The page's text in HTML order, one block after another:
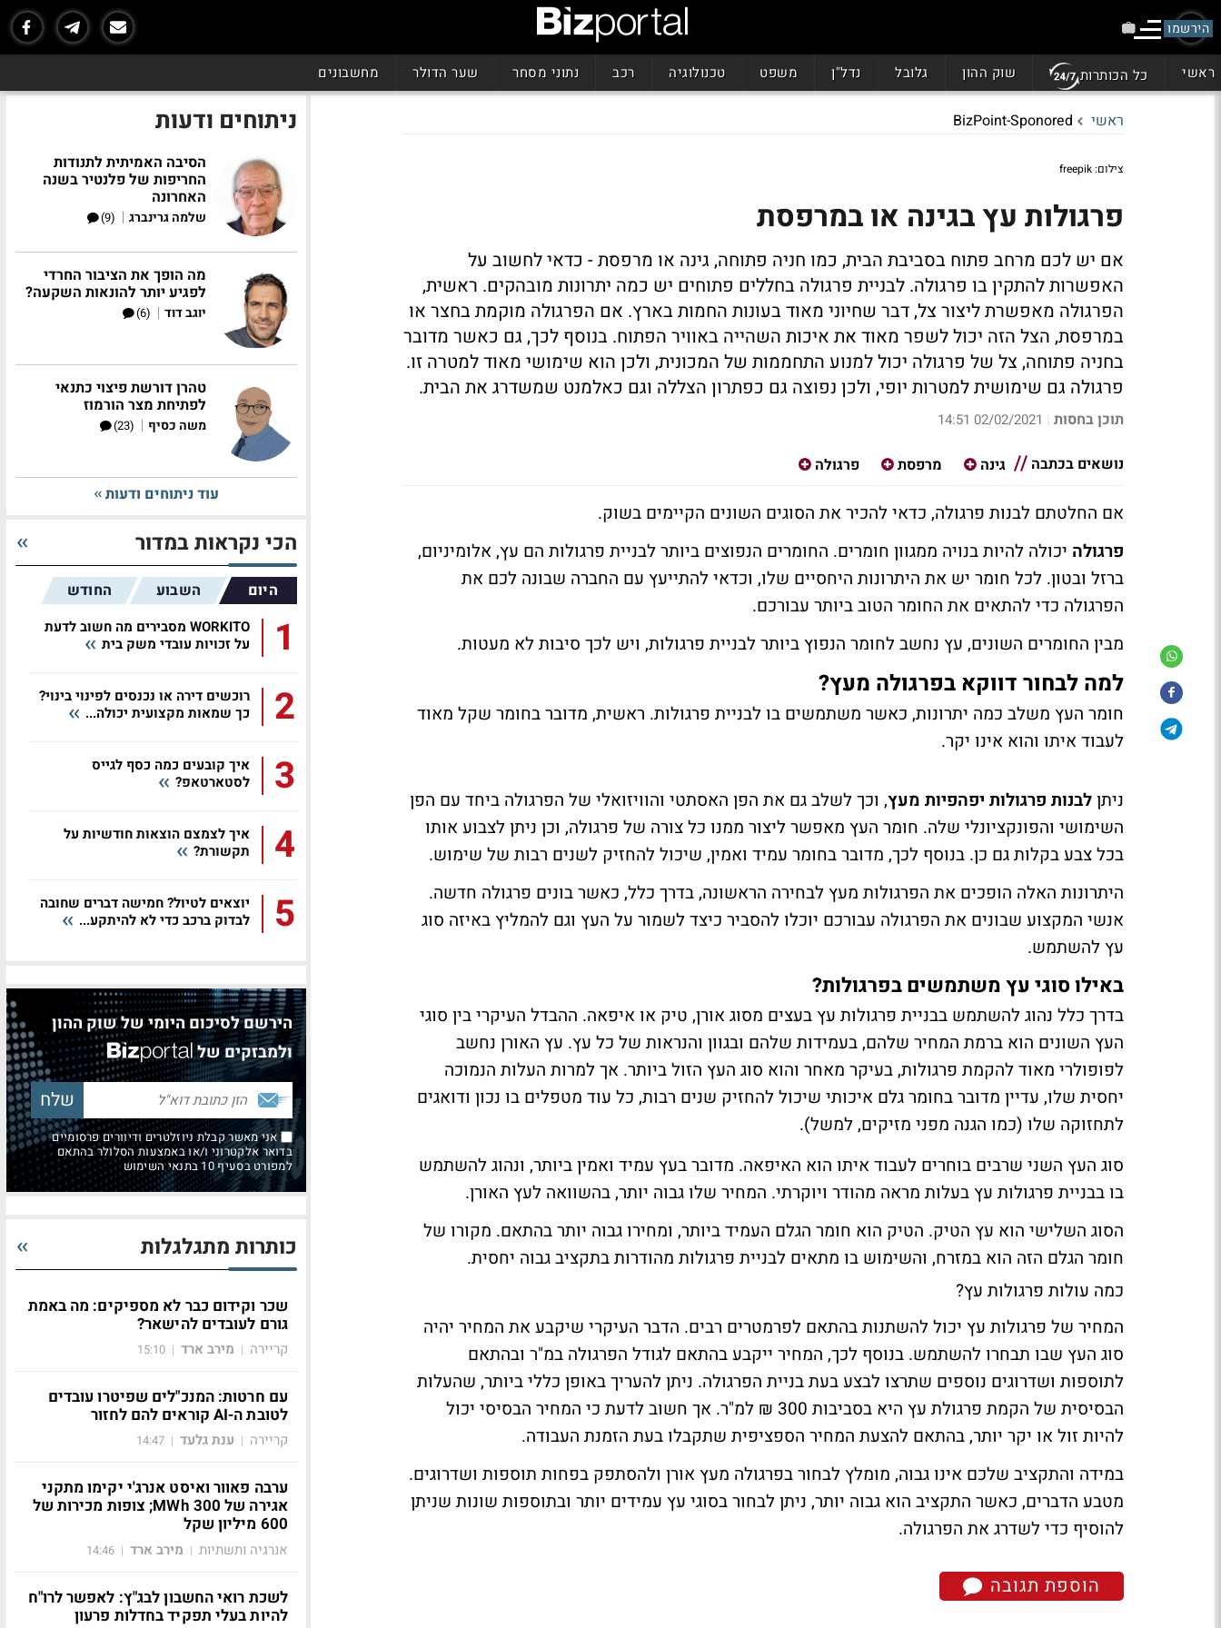
הירשמו
ראשי כל הכותרות שוק ההון גלובל נדל"ן משפט טכנולוגיה רכב נתוני מסחר שער הדולר מחשבונים
ראשי BizPoint-Sponored
צילום: freepik
פרגולות עץ בגינה או במרפסת
אם יש לכם מרחב פתוח בסביבת הבית, כמו חניה פתוחה, גינה או מרפסת - כדאי לחשוב על
האפשרות להתקין בו פרגולה. לבניית פרגולה בחללים פתוחים יש כמה יתרונות מובהקים. ראשית,
הפרגולה מאפשרת ליצור צל, דבר שחיוני מאוד בעונות החמות בארץ. אם הפרגולה מוקמת בחצר או
במרפסת, הצל הזה יכול לשפר מאוד את איכות השהייה באוויר הפתוח. בנוסף לכך, גם כאשר מדובר
בחניה פתוחה, צל של פרגולה יכול למנוע התחממות של המכונית, ולכן הוא שימושי מאוד למטרה זו.
פרגולה גם שימושית למטרות יופי, ולכן נפוצה גם כפתרון הצללה וגם כאלמנט שמשדרג את הבית.
תוכן בחסות |
02/02/2021 14:51
נושאים בכתבה גינה מרפסת פרגולה
אם החלטתם לבנות פרגולה, כדאי להכיר את הסוגים השונים הקיימים בשוק.
פרגולה יכולה להיות בנויה ממגוון חומרים. החומרים הנפוצים ביותר לבניית פרגולות הם עץ, אלומיניום,
ברזל ובטון. לכל חומר יש את היתרונות היחסיים שלו, וכדאי להתייעץ עם החברה שבונה לכם את
הפרגולה כדי להתאים את החומר הטוב ביותר עבורכם.
מבין החומרים השונים, עץ נחשב לחומר הנפוץ ביותר לבניית פרגולות, ויש לכך סיבות לא מעטות.
למה לבחור דווקא בפרגולה מעץ?
חומר העץ משלב כמה יתרונות, כאשר משתמשים בו לבניית פרגולות. ראשית, מדובר בחומר שקל מאוד
לעבוד איתו והוא אינו יקר.
ניתןלבנות פרגולות יפהפיות מעץ, וכך לשלב גם את הפן האסתטי והוויזואלי של הפרגולה ביחד עם הפן
השימושי והפונקציונלי שלה. חומר העץ מאפשר ליצור ממנו כל צורה של פרגולה, וכן ניתן לצבוע אותו
בכל צבע בקלות גם כן. בנוסף לכך, מדובר בחומר עמיד ואמין, שיכול להחזיק לשנים רבות של שימוש.
היתרונות האלה הופכים את הפרגולות מעץ לבחירה הראשונה, בדרך כלל, כאשר בונים פרגולה חדשה.
אנשי המקצוע שבונים את הפרגולה עבורכם יוכלו להסביר כיצד לשמור על העץ וגם להמליץ באיזה סוג
עץ להשתמש.
באילו סוגי עץ משתמשים בפרגולות?
בדרך כלל נהוג להשתמש בבניית פרגולות עץ בעצים מסוג אורן, טיק או איפאה. ההבדל העיקרי בין סוגי
העץ השונים הוא ברמת המחיר שלהם, בעמידות שלהם ובגוון והנראות של כל עץ. עץ האורן נחשב
לפופולרי מאוד להקמת פרגולות, בעיקר מאחר והוא סוג העץ הזול ביותר. אך למרות העלות הנמוכה
יחסית שלו, עדיין מדובר בחומר גלם איכותי שיכול להחזיק שנים רבות, כל עוד מטפלים בו נכון ודואגים
לתחזוקה שלו (כמו הגנה מפני מזיקים, למשל).
סוג העץ השני שרבים בוחרים לעבוד איתו הוא האיפאה. מדובר בעץ עמיד ואמין ביותר, ונהוג להשתמש
בו בבניית פרגולות עץ בעלות מראה מהודר ויוקרתי. המחיר שלו גבוה יותר, בהשוואה לעץ האורן.
הסוג השלישי הוא עץ הטיק. הטיק הוא חומר הגלם העמיד ביותר, ומחירו גבוה יותר בהתאם. מקורו של
חומר הגלם הזה הוא במזרח, והשימוש בו מתאים לבניית פרגולות מהודרות בתקציב גבוה יחסית.
כמה עולות פרגולות עץ?
המחיר של פרגולות עץ יכול להשתנות בהתאם לפרמטרים רבים. הדבר העיקרי שיקבע את המחיר יהיה
סוג העץ שבו תבחרו להשתמש. בנוסף לכך, המחיר ייקבע בהתאם לגודל הפרגולה במ"ר ובהתאם
לתוספות ושדרוגים נוספים שתרצו לבצע בעת בניית הפרגולה. ניתן להעריך באופן כללי ביותר, שהעלות
הבסיסית של הקמת פרגולת עץ היא בסביבות 300 ₪ למ"ר. אך חשוב לדעת כי המחיר הבסיסי יכול
להיות זול או יקר יותר, בהתאם להצעת המחיר הספציפית שתקבלו בעת הזמנת העבודה.
במידה והתקציב שלכם אינו גבוה, מומלץ לבחור בפרגולה מעץ אורן ולהסתפק בפחות תוספות ושדרוגים.
מטבע הדברים, כאשר התקציב הוא גבוה יותר, ניתן לבחור בסוגי עץ עמידים יותר ובתוספות שונות שניתן
להוסיף כדי לשדרג את הפרגולה.
הוספת תגובה
ניתוחים ודעות
הסיבה האמיתית לתנודות
החריפות של פלנטיר בשנה
האחרונה
שלמה גרינברג |
(9)
מה הופך את הציבור החרדי
לפגיע יותר להונאות השקעה?
יוגב דוד |
(6)
טהרן דורשת פיצוי כתנאי
לפתיחת מצר הורמוז
משה כסיף |
(23)
עוד ניתוחים ודעות
הכי נקראות במדור
היום השבוע החודש
1
WORKITO מסבירים מה חשוב לדעת
על זכויות עובדי משק בית
2
רוכשים דירה או נכנסים לפינוי בינוי?
כך שמאות מקצועית יכולה...
3
איך קובעים כמה כסף לגייס
לסטארטאפ?
4
איך לצמצם הוצאות חודשיות על
תקשורת?
5
יוצאים לטיול? חמישה דברים שחובה
לבדוק ברכב כדי לא להיתקע...
הירשם לסיכום היומי של שוק ההון
ולמבזקים של
אני מאשר קבלת ניוזלטרים ודיוורים פרסומיים
בדואר אלקטרוני ו/או באמצעות הסלולר בהתאם
למפורט בסעיף 10 בתנאי השימוש
כותרות מתגלגלות
שכר וקידום כבר לא מספיקים: מה באמת
גורם לעובדים להישאר?
קריירה | מירב ארד |
15:10
עם חרטות: המנכ"לים שפיטרו עובדים
לטובת ה-AI קוראים להם לחזור
קריירה | ענת גלעד |
14:47
ערבה פאוור ואיסט אנרג'י יקימו מתקני
אגירה של 300 MWh; צופות מכירות של
600 מיליון שקל
אנרגיה ותשתיות | מירב ארד |
14:46
לשכת רואי החשבון לבג"ץ: לאפשר לרו"ח
להיות בעלי תפקיד בחדלות פרעון